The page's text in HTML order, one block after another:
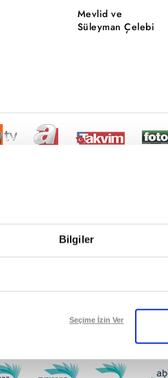
Bilgiler
Seçime İzin Ver
Mevlid ve
Süleyman Çelebi